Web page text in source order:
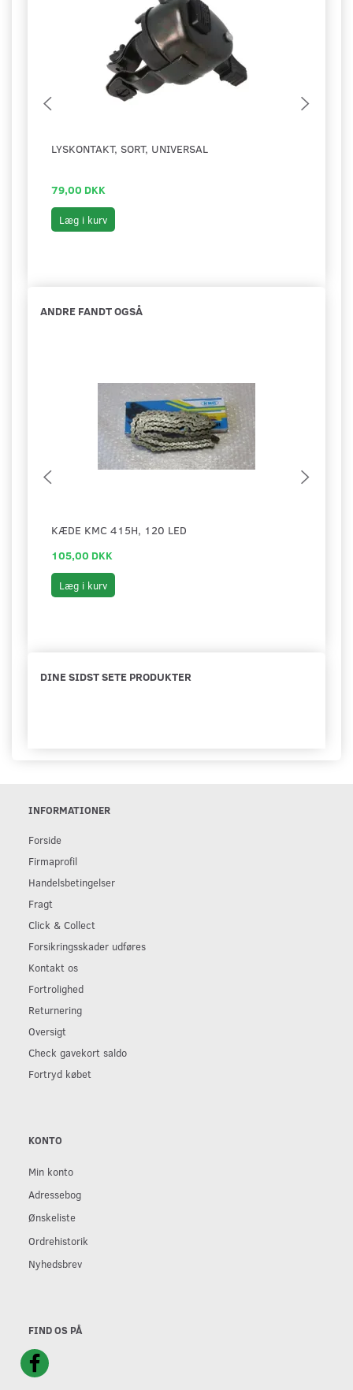
LYSKONTAKT, SORT, UNIVERSAL
79,00 DKK
Læg i kurv
ANDRE FANDT OGSÅ
KÆDE KMC 415H, 120 LED
105,00 DKK
Læg i kurv
DINE SIDST SETE PRODUKTER
INFORMATIONER
Forside
Firmaprofil
Handelsbetingelser
Fragt
Click & Collect
Forsikringsskader udføres
Kontakt os
Fortrolighed
Returnering
Oversigt
Check gavekort saldo
Fortryd købet
KONTO
Min konto
Adressebog
Ønskeliste
Ordrehistorik
Nyhedsbrev
FIND OS PÅ